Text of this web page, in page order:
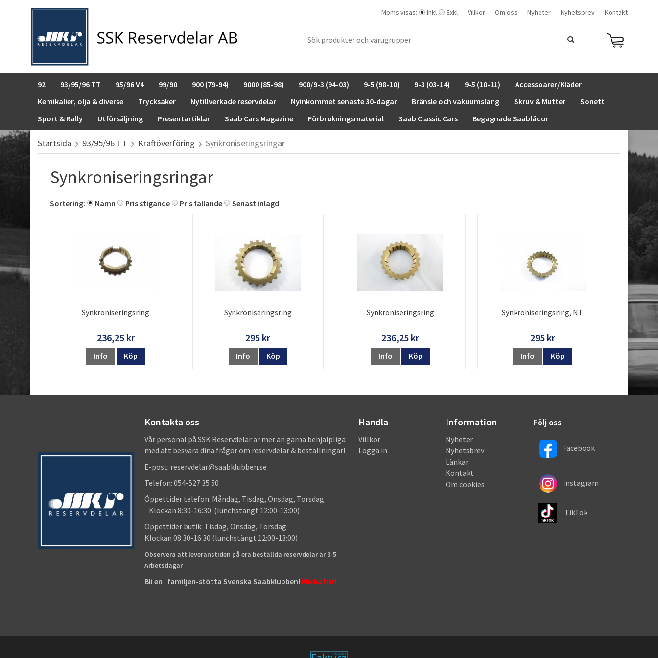
Moms visas: Inkl Exkl Villkor Om oss Nyheter Nyhetsbrev Kontakt
92 93/95/96 TT 95/96 V4 99/90 900 (79-94) 9000 (85-98) 900/9-3 (94-03) 9-5 (98-10) 9-3 (03-14) 9-5 (10-11)
Accessoarer/Kläder
Kemikalier, olja & diverse
Trycksaker Nytillverkade reservdelar Nyinkommet senaste 30-dagar Bränsle och vakuumslang Skruv & Mutter
Sonett
Sport & Rally
Utförsäljning Presentartiklar Saab Cars Magazine Förbrukningsmaterial Saab Classic Cars Begagnade Saablådor
Startsida 93/95/96 TT Kraftöverföring Synkroniseringsringar
Synkroniseringsringar
Sortering: Namn Pris stigande Pris fallande Senast inlagd
Synkroniseringsring
236,25 kr
Info Köp
Synkroniseringsring
295 kr
Info Köp
Synkroniseringsring
236,25 kr
Info Köp
Synkroniseringsring, NT
295 kr
Info Köp
Kontakta oss
Vår personal på SSK Reservdelar är mer än gärna behjälpliga
med att besvara dina frågor om reservdelar & beställningar!
E-post: reservdelar@saabklubben.se
Telefon: 054-527 35 50
Öppettider telefon: Måndag, Tisdag, Onsdag, Torsdag
Klockan 8:30-16:30 (lunchstängt 12:00-13:00)
Öppettider butik: Tisdag, Onsdag, Torsdag
Klockan 08:30-16:30 (lunchstängt 12:00-13:00)
Observera att leveranstiden på era beställda reservdelar är 3-5
Arbetsdagar
Bli en i familjen-stötta Svenska Saabklubben! Klicka här!
Handla
Villkor
Logga in
Information
Nyheter
Nyhetsbrev
Länkar
Kontakt
Om cookies
Följ oss
Facebook
Instagram
TikTok